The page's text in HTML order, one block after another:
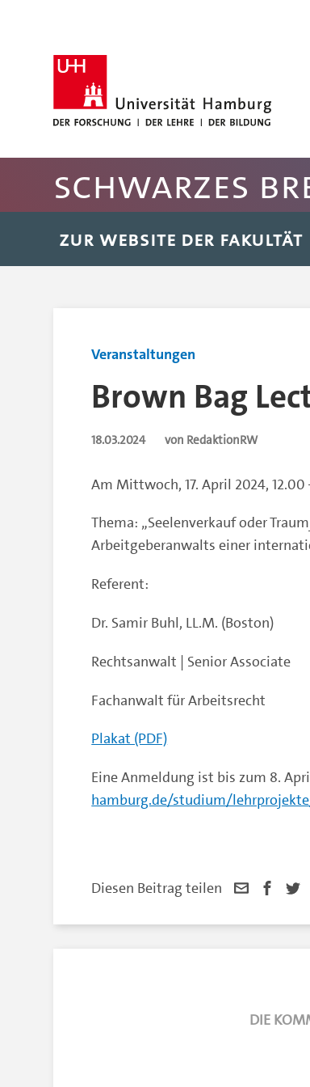
Rechte Spalte anspringen
Fussbereich der Seite anspringen
Schwarzes
ZUR WEBSITE DER FAKULTÄT
Veranstaltungen
Brown Bag
18.03.2024 von RedaktionRW
Am Mittwoch, 17. April 2024, 12.00
Thema: „Seelenverkauf oder
Arbeitgeberanwalts einer
Referent:
Dr. Samir Buhl, LL.M. (Boston)
Rechtsanwalt | Senior Associate
Fachanwalt für Arbeitsrecht
Plakat (PDF)
Eine Anmeldung ist bis zum 8.
hamburg.de/studium/
Diesen Beitrag teilen
DIE